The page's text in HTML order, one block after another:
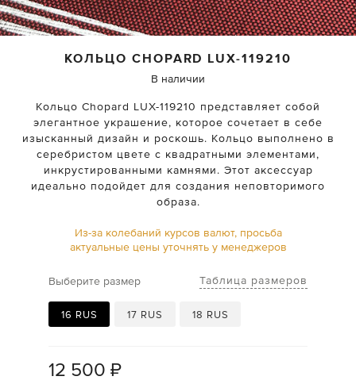
КОЛЬЦО CHOPARD LUX-119210
В наличии
Кольцо Chopard LUX-119210 представляет собой
элегантное украшение, которое сочетает в себе
изысканный дизайн и роскошь. Кольцо выполнено в
серебристом цвете с квадратными элементами,
инкрустированными камнями. Этот аксессуар
идеально подойдет для создания неповторимого
образа.
Из-за колебаний курсов валют, просьба
актуальные цены уточнять у менеджеров
Выберите размер Таблица размеров
16 RUS 17 RUS 18 RUS
12 500 ₽